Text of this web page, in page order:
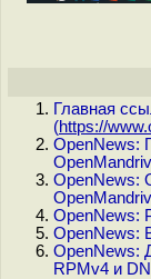
Главная
(https://
OpenNews:
OpenNews:
OpenNews:
OpenNews:
OpenNews:
RPMv4 и